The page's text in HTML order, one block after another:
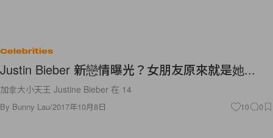
Celebrities
Justin Bieber 新戀情曝光？女朋友原來就是她...
加拿大小天王 Justine Bieber 在 14
By Bunny Lau/2017年10月8日 10 0